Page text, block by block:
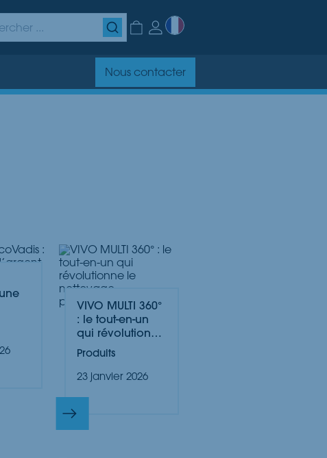
Nous contacter
VIVO MULTI 360°
: le tout-en-un
qui révolutionne
le nettoyage
Produits
23 janvier 2026